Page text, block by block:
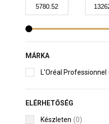
MÁRKA
L'Oréal Professionnel
ELÉRHETŐSÉG
Készleten (0)